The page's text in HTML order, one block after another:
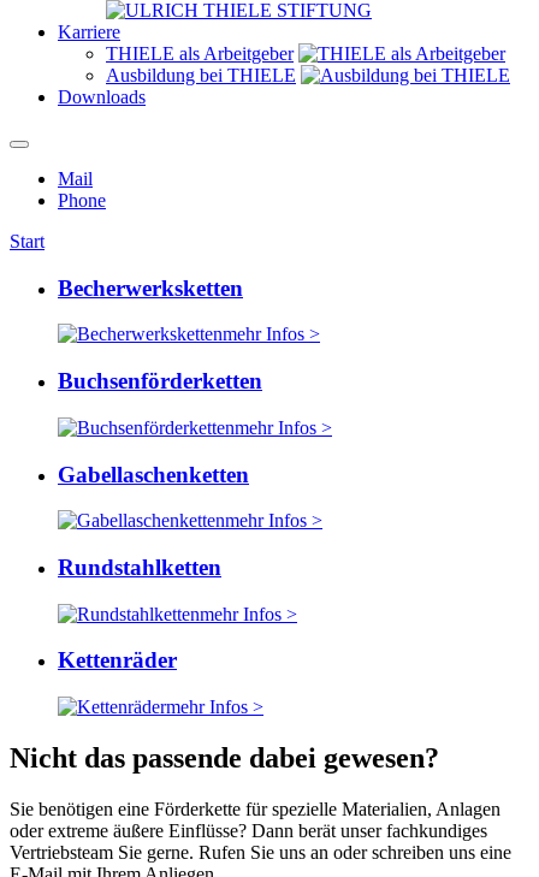
Karriere
THIELE als Arbeitgeber
Ausbildung bei THIELE
Downloads
Mail
Phone
Start
Becherwerksketten
mehr Infos >
Buchsenförderketten
mehr Infos >
Gabellaschenketten
mehr Infos >
Rundstahlketten
mehr Infos >
Kettenräder
mehr Infos >
Nicht das passende dabei gewesen?
Sie benötigen eine Förderkette für spezielle Materialien, Anlagen
oder extreme äußere Einflüsse? Dann berät unser fachkundiges
Vertriebsteam Sie gerne. Rufen Sie uns an oder schreiben uns eine